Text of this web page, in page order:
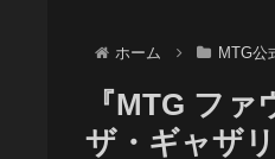
ホーム MTG公
『MTG フ
ザ・ギャザ